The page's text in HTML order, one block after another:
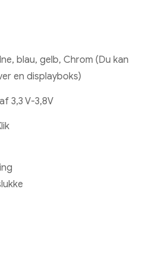
blau, gelb, Chrom (Du kan
en displayboks)
3,3 V-3,8V